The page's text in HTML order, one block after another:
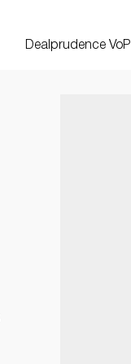
Dealprudence VoP